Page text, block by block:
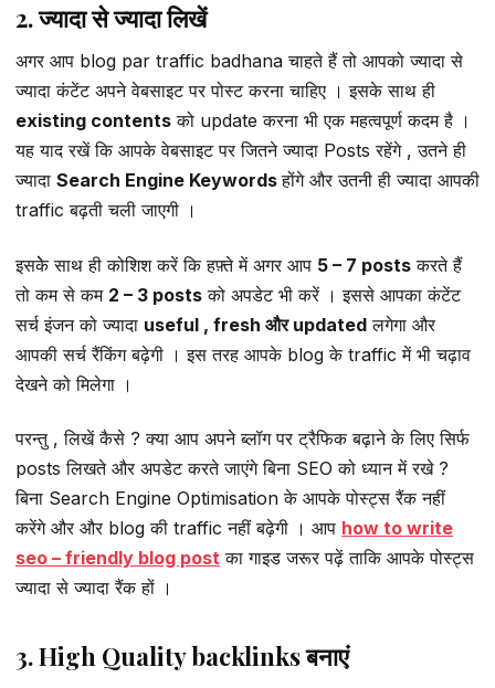
2. ज्यादा से ज्यादा लिखें
अगर आप blog par traffic badhana चाहते हैं तो आपको ज्यादा से
ज्यादा कंटेंट अपने वेबसाइट पर पोस्ट करना चाहिए । इसके साथ ही
existing contents को update करना भी एक महत्वपूर्ण कदम है ।
यह याद रखें कि आपके वेबसाइट पर जितने ज्यादा Posts रहेंगे , उतने ही
ज्यादा Search Engine Keywordsहोंगे और उतनी ही ज्यादा आपकी
traffic बढ़ती चली जाएगी ।
इसकेे साथ ही कोशिश करें कि हफ़्ते में अगर आप 5 – 7 posts करते हैं
तो कम से कम 2 – 3 posts को अपडेट भी करें । इससे आपका कंटेंट
सर्च इंजन को ज्यादा useful , fresh और updated लगेगा और
आपकी सर्च रैंकिंग बढ़ेगी । इस तरह आपके blog के traffic में भी चढ़ाव
देखने को मिलेगा ।
परन्तु , लिखें कैसे ? क्या आप अपने ब्लॉग पर ट्रैफिक बढ़ाने के लिए सिर्फ
posts लिखते और अपडेट करते जाएंगे बिना SEO को ध्यान में रखे ?
बिना Search Engine Optimisation के आपके पोस्ट्स रैंक नहीं
करेंगे और और blog की traffic नहीं बढ़ेगी । आप how to write
seo – friendly blog post का गाइड जरूर पढ़ें ताकि आपके पोस्ट्स
ज्यादा से ज्यादा रैंक हों ।
3. High Quality backlinks बनाएं